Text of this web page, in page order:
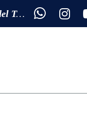
Venezuela Padel Tour 50